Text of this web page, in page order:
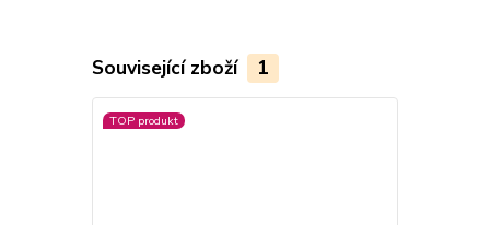
Související zboží 1
TOP produkt